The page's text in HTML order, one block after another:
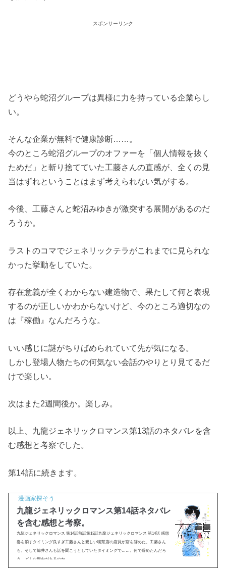
スポンサーリンク
どうやら蛇沼グループは異様に力を持っている企業らし
い。
そんな企業が無料で健康診断……。
今のところ蛇沼グループのオファーを「個人情報を抜く
ためだ」と斬り捨てていた工藤さんの直感が、全くの見
当はずれということはまず考えられない気がする。
今後、工藤さんと蛇沼みゆきが激突する展開があるのだ
ろうか。
ラストのコマでジェネリックテラがこれまでに見られな
かった挙動をしていた。
存在意義が全くわからない建造物で、果たして何と表現
するのが正しいかわからないけど、今のところ適切なの
は『稼働』なんだろうな。
いい感じに謎がちりばめられていて先が気になる。
しかし登場人物たちの何気ない会話のやりとり見てるだ
けで楽しい。
次はまた2週間後か。楽しみ。
以上、九龍ジェネリックロマンス第13話のネタバレを含
む感想と考察でした。
第14話に続きます。
漫画家探そう
九龍ジェネリックロマンス第14話ネタバレ
を含む感想と考察。
九龍ジェネリックロマンス 第14話前話第13話九龍ジェネリックロマンス 第14話 感想
姿を消すタイミング良すぎ工藤さんと親しい喫茶店の店員が店を辞めた。工藤さん
も、そして鯨井さんも話を聞こうとしていたタイミングで……。何で辞めたんだろ
う。どんな理由があるのか...